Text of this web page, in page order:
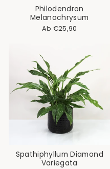
Philodendron
Melanochrysum
Ab €25,90
Spathiphyllum Diamond
Variegata